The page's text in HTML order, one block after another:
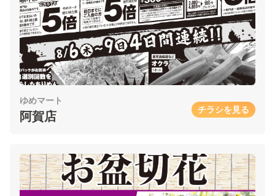
ゆめマート
阿賀店 チラシを見る